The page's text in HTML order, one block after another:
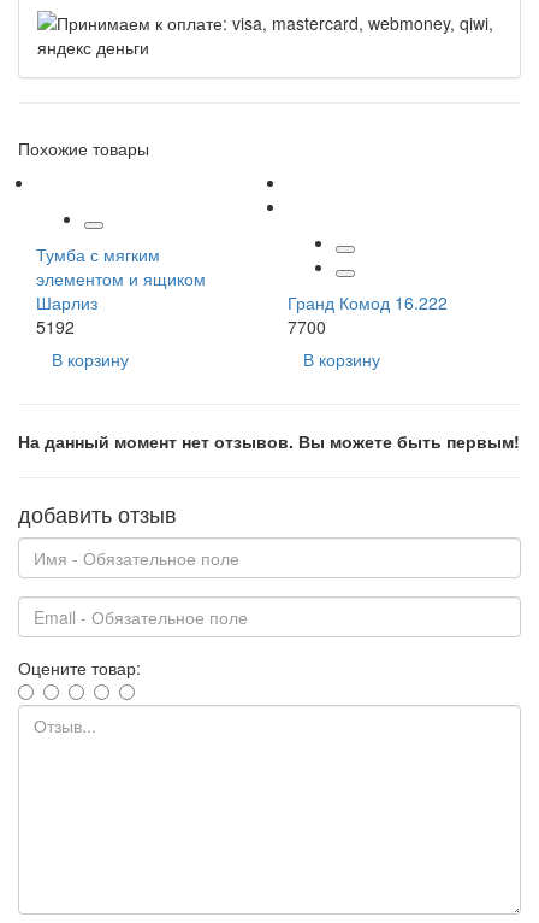
Похожие товары
Тумба с мягким
элементом и ящиком
Шарлиз
5192
В корзину
Гранд Комод 16.222
7700
В корзину
На данный момент нет отзывов. Вы можете быть первым!
добавить отзыв
Оцените товар: